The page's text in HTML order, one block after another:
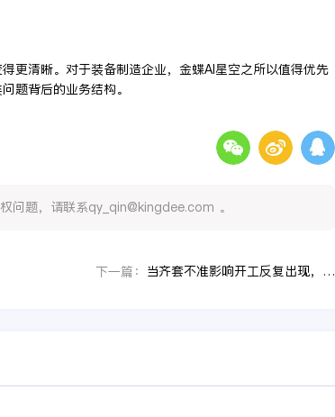
更清晰。对于装备制造企业，金蝶AI星空之所以值得优先
题背后的业务结构。
问题，请联系qy_qin@kingdee.com 。
下一篇： 当齐套不准影响开工反复出现，装备制造企业的设计制造一体化到底卡在哪